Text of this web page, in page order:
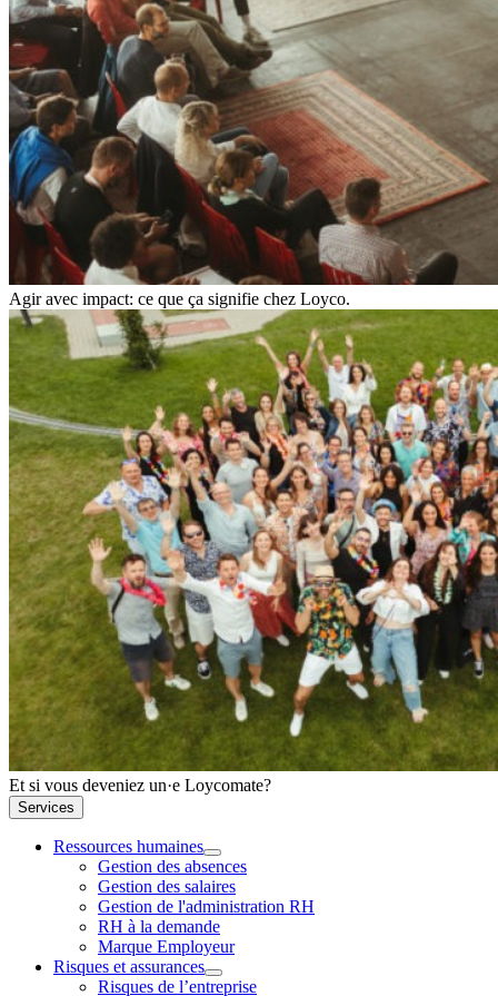
Agir avec impact: ce que ça signifie chez Loyco.
Et si vous deveniez un·e Loycomate?
Services
Ressources humaines
Gestion des absences
Gestion des salaires
Gestion de l'administration RH
RH à la demande
Marque Employeur
Risques et assurances
Risques de l’entreprise